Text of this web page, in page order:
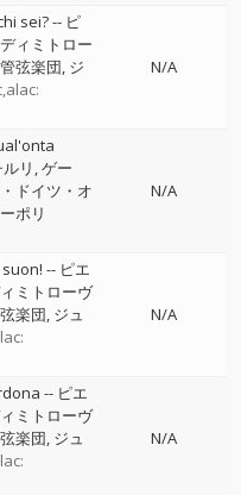
sei?-- ピ
ィミトロー
弦楽団 ジ
N/A
リ ゲー
ドイツ・オ
ポリ
N/A
-- ピエ
ミトローヴ
楽団 ジュ
N/A
-- ピエ
ミトローヴ
楽団 ジュ
N/A